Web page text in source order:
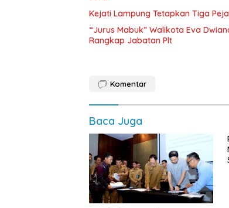
Kejati Lampung Tetapkan Tiga
“Jurus Mabuk” Walikota Eva
Rangkap Jabatan Plt
Komentar
Baca Juga